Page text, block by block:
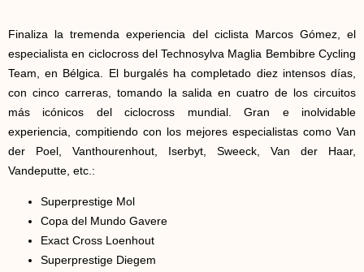
Finaliza la tremenda experiencia del ciclista Marcos Gómez, el
especialista en ciclocross del Technosylva Maglia Bembibre Cycling
Team, en Bélgica. El burgalés ha completado diez intensos días,
con cinco carreras, tomando la salida en cuatro de los circuitos
más icónicos del ciclocross mundial. Gran e inolvidable
experiencia, compitiendo con los mejores especialistas como Van
der Poel, Vanthourenhout, Iserbyt, Sweeck, Van der Haar,
Vandeputte, etc.:
Superprestige Mol
Copa del Mundo Gavere
Exact Cross Loenhout
Superprestige Diegem